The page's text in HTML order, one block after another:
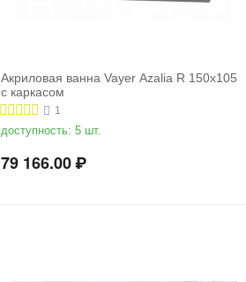
Акриловая ванна Vayer Azalia R 150x105
с каркасом
1
доступность: 5 шт.
79 166.00₽